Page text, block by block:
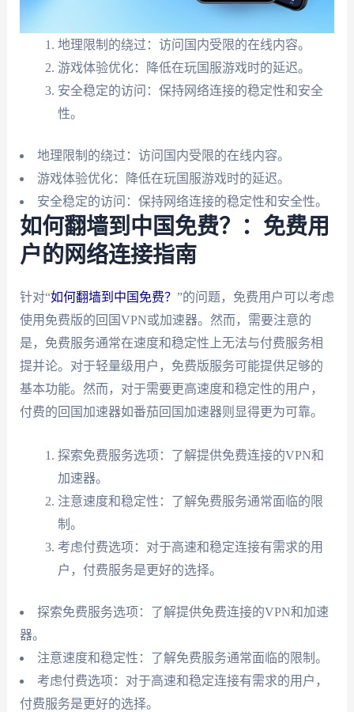
地理限制的绕过：访问国内受限的在线内容。
游戏体验优化：降低在玩国服游戏时的延迟。
安全稳定的访问：保持网络连接的稳定性和安全
性。
地理限制的绕过：访问国内受限的在线内容。
游戏体验优化：降低在玩国服游戏时的延迟。
安全稳定的访问：保持网络连接的稳定性和安全性。
如何翻墙到中国免费？：免费用
户的网络连接指南
针对“如何翻墙到中国免费？ ”的问题，免费用户可以考虑
使用免费版的回国VPN或加速器。然而，需要注意的
是，免费服务通常在速度和稳定性上无法与付费服务相
提并论。对于轻量级用户，免费版服务可能提供足够的
基本功能。然而，对于需要更高速度和稳定性的用户，
付费的回国加速器如番茄回国加速器则显得更为可靠。
探索免费服务选项：了解提供免费连接的VPN和
加速器。
注意速度和稳定性：了解免费服务通常面临的限
制。
考虑付费选项：对于高速和稳定连接有需求的用
户，付费服务是更好的选择。
探索免费服务选项：了解提供免费连接的VPN和加速
器。
注意速度和稳定性：了解免费服务通常面临的限制。
考虑付费选项：对于高速和稳定连接有需求的用户，
付费服务是更好的选择。